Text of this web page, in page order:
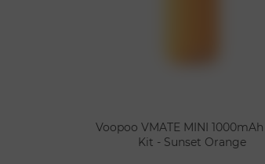
Voopoo VMATE MINI
Kit - Sunset Orange